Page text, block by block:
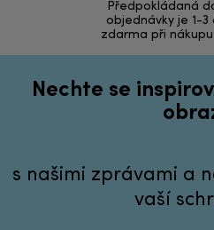
Předpokládaná
objednávky je 1-3
zdarma při nákupu
Nechte se
s našimi zprávami a
vaší